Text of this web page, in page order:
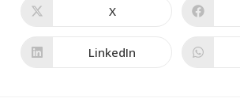
una
nueva
X
Se
LinkedIn